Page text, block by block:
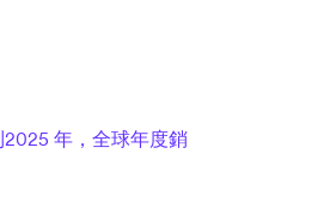
2025 年，全球年度銷